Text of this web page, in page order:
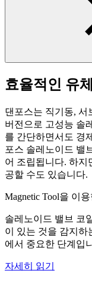
효율적인 유
댄포스는 직기동, 서
버전으로 고성능 솔
를 간단하면서도 경
포스 솔레노이드 밸
어 조립됩니다. 하지
공할 수도 있습니다.
Magnetic Tool을 이
솔레노이드 밸브 코
이 있는 것을 감지하
에서 중요한 단계입
자세히 읽기